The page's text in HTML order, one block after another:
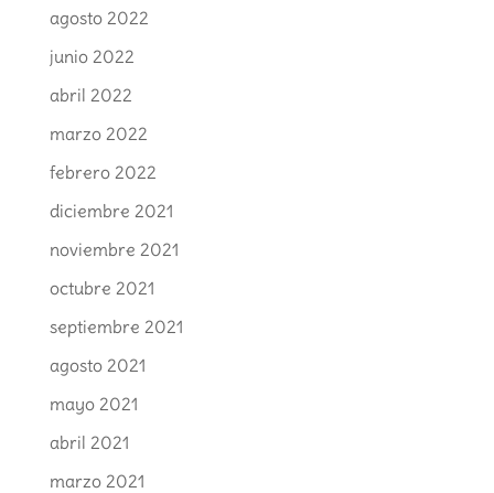
agosto 2022
junio 2022
abril 2022
marzo 2022
febrero 2022
diciembre 2021
noviembre 2021
octubre 2021
septiembre 2021
agosto 2021
mayo 2021
abril 2021
marzo 2021